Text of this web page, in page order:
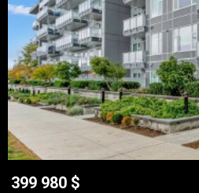
399 980 $